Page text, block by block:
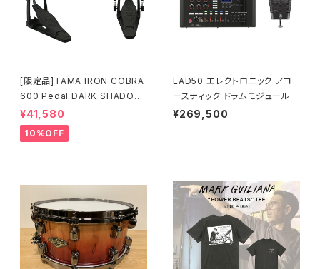
[限定品]TAMA IRON COBRA
600 Pedal DARK SHADOW
Edition Twin Pedal HP600
DTWMB
¥41,580
10%OFF
EAD50 エレクトロニック アコ
ースティック ドラムモジュール
¥269,500